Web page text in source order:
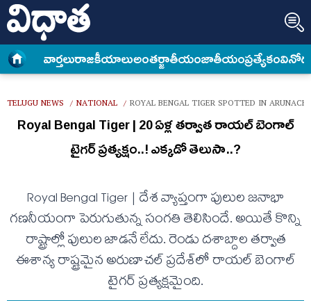
వార్త‌లురాజకీయాలుఅంత‌ర్జాతీయంజాతీయంప్రత్యేకం
TELUGU NEWS / NATIONAL / ROYAL BENGAL TIGER SPOTTED IN
Royal Bengal Tiger | 20 ఏళ్ల త‌ర్వాత రాయ‌ల్ బెంగాల్
టైగ‌ర్ ప్ర‌త్య‌క్షం..! ఎక్క‌డో తెలుసా..?
Royal Bengal Tiger | దేశ వ్యాప్తంగా పులుల జ‌నాభా
గ‌ణ‌నీయంగా పెరుగుతున్న సంగ‌తి తెలిసిందే. అయితే కొన్ని
రాష్ట్రాల్లో పులుల జాడ‌నే లేదు. రెండు ద‌శాబ్దాల త‌ర్వాత
ఈశాన్య రాష్ట్ర‌మైన అరుణాచ‌ల్ ప్ర‌దేశ్‌లో రాయ‌ల్ బెంగాల్
టైగ‌ర్ ప్ర‌త్య‌క్ష‌మైంది.